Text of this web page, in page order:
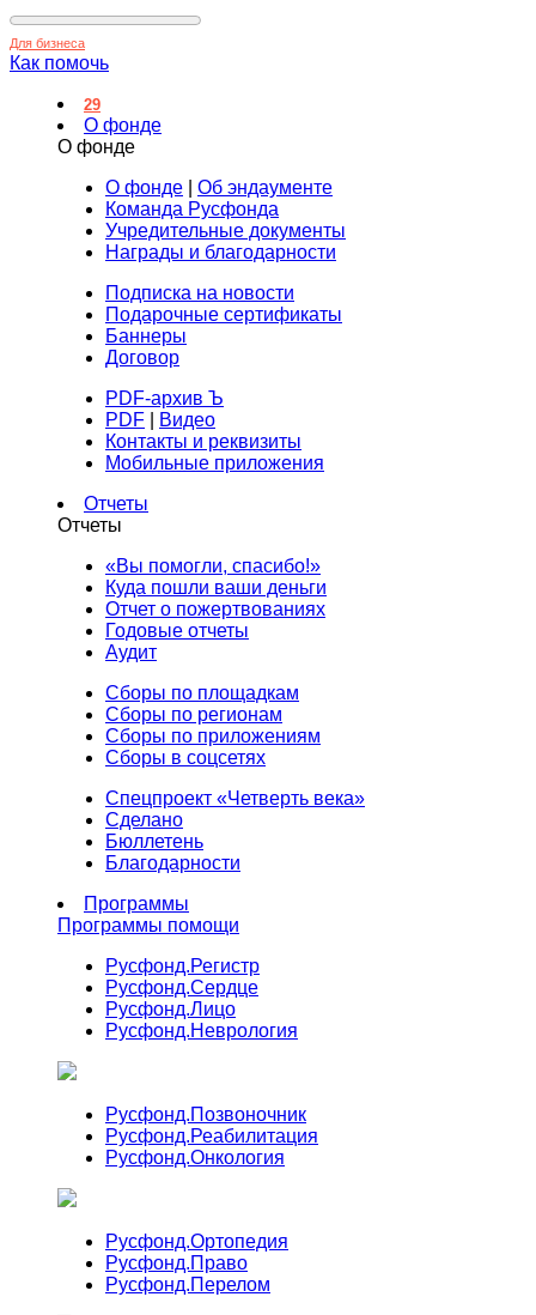
Для бизнеса
Как помочь
29
О фонде
О фонде
О фонде
Об эндаументе
Команда Русфонда
Учредительные документы
Награды и благодарности
Подписка на новости
Подарочные сертификаты
Баннеры
Договор
PDF-архив Ъ
PDF
Видео
Контакты и реквизиты
Мобильные приложения
Отчеты
Отчеты
«Вы помогли, спасибо!»
Куда пошли ваши деньги
Отчет о пожертвованиях
Годовые отчеты
Аудит
Сборы по площадкам
Сборы по регионам
Сборы по приложениям
Сборы в соцсетях
Спецпроект «Четверть века»
Сделано
Бюллетень
Благодарности
Программы
Программы помощи
Русфонд.Регистр
Русфонд.Сердце
Русфонд.Лицо
Русфонд.Неврология
Русфонд.Позвоночник
Русфонд.Реабилитация
Русфонд.Онкология
Русфонд.Ортопедия
Русфонд.Право
Русфонд.Перелом